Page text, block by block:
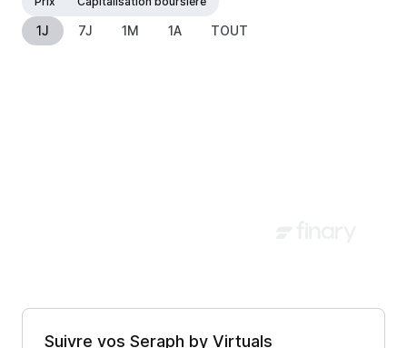
1J 7J 1M 1A TOUT
Suivre vos Seraph by Virtuals